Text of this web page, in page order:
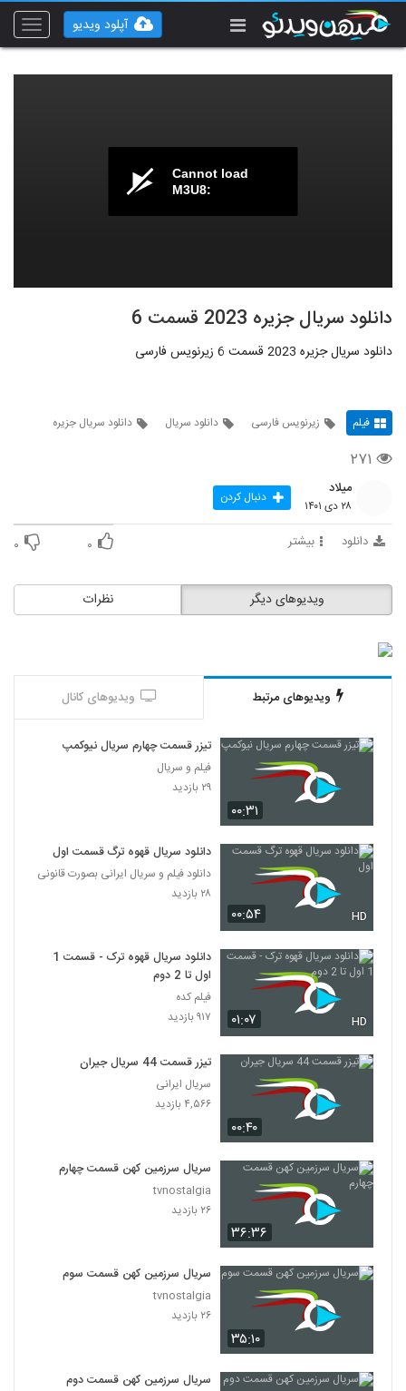
Toggle
آپلود ویدیو
Cannot load
M3U8:
دانلود سریال جزیره 2023 قسمت 6
دانلود سریال جزیره 2023 قسمت 6 زیرنویس فارسی
فیلم زیرنویس فارسی دانلود سریال دانلود سریال جزیره
۲۷۱
میلاد
۲۸ دی ۱۴۰۱ دنبال کردن
دانلود بیشتر ۰ ۰
نظرات ویدیوهای دیگر
ویدیوهای مرتبط ویدیوهای کانال
۰۰:۳۱
تیزر قسمت چهارم سریال نیوکمپ
فیلم و سریال
۲۹ بازدید
۰۰:۵۴ HD
دانلود سریال قهوه ترگ قسمت اول
دانلود فیلم و سریال ایرانی بصورت قانونی
۲۸ بازدید
۰۱:۰۷ HD
دانلود سریال قهوه ترک - قسمت 1
اول تا 2 دوم
فیلم کده
۹۱۷ بازدید
۰۰:۴۰
تیزر قسمت 44 سریال جیران
سریال ایرانی
۴,۵۶۶ بازدید
۳۶:۳۶
سریال سرزمین کهن قسمت چهارم
tvnostalgia
۲۶ بازدید
۳۵:۱۰
سریال سرزمین کهن قسمت سوم
tvnostalgia
۲۶ بازدید
سریال سرزمین کهن قسمت دوم